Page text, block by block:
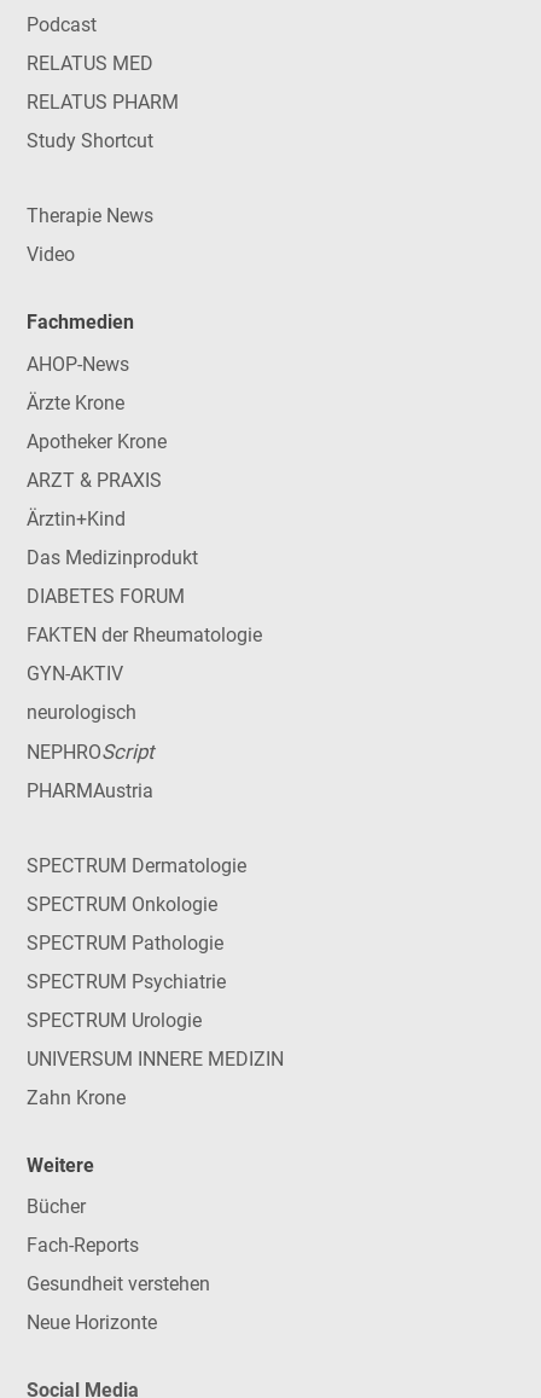
Podcast
RELATUS MED
RELATUS PHARM
Study Shortcut
Therapie News
Video
Fachmedien
AHOP-News
Ärzte Krone
Apotheker Krone
ARZT & PRAXIS
Ärztin+Kind
Das Medizinprodukt
DIABETES FORUM
FAKTEN der Rheumatologie
GYN-AKTIV
neurologisch
NEPHROScript
PHARMAustria
SPECTRUM Dermatologie
SPECTRUM Onkologie
SPECTRUM Pathologie
SPECTRUM Psychiatrie
SPECTRUM Urologie
UNIVERSUM INNERE MEDIZIN
Zahn Krone
Weitere
Bücher
Fach-Reports
Gesundheit verstehen
Neue Horizonte
Social Media